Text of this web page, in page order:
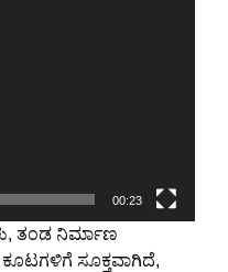
00:23
ತಂಡ ನಿರ್ಮಾಣ
ಸೂಕ್ತವಾಗಿದೆ,